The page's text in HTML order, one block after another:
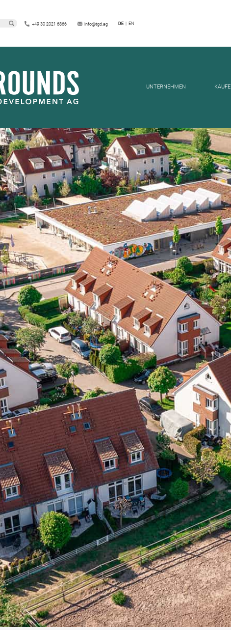
+49 30 2021 6866 info@tgd.ag DE EN
UNTERNEHMEN
IM GRÜNEN: HAUS